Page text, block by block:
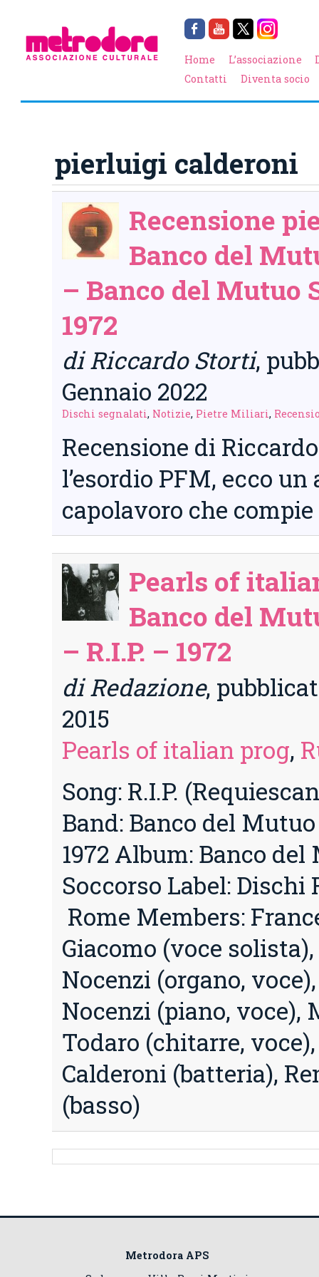
Home L’associazione
Contatti
Diventa socio
pierluigi calderoni
Recensione
Banco del
– Banco del Mutuo
1972
di Riccardo Storti,
Gennaio 2022
Dischi segnalati, Notizie, Pietre Miliari,
Recensione di
l’esordio PFM, ecco un
capolavoro che
Pearls of
Banco del
– R.I.P. – 1972
di Redazione,
2015
Pearls of italian prog,
Song: R.I.P.
Band: Banco del
1972 Album: Banco
Soccorso Label: Dischi
Rome Members:
Giacomo (voce
Nocenzi (organo,
Nocenzi (piano, voce),
Todaro (chitarre,
Calderoni (batteria),
(basso)
Metrodora APS